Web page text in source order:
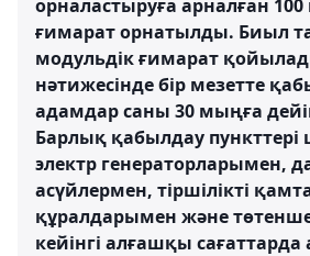
орналастыруға арналған
ғимарат орнатылды. Биыл
модульдік ғимарат
нәтижесінде бір мезетте
адамдар саны 30 мыңға
Барлық қабылдау
электр генераторларымен,
асүйлермен, тіршілікті
құралдарымен және
кейінгі алғашқы